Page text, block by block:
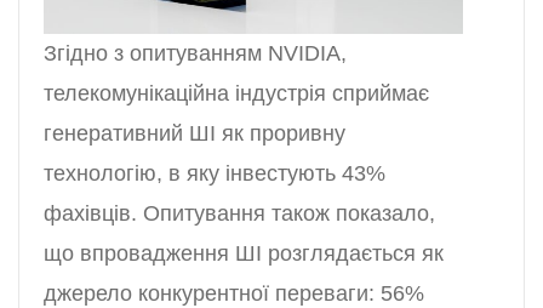
Згідно з опитуванням NVIDIA,
телекомунікаційна індустрія сприймає
генеративний ШІ як проривну
технологію, в яку інвестують 43%
фахівців. Опитування також показало,
що впровадження ШІ розглядається як
джерело конкурентної переваги: 56%